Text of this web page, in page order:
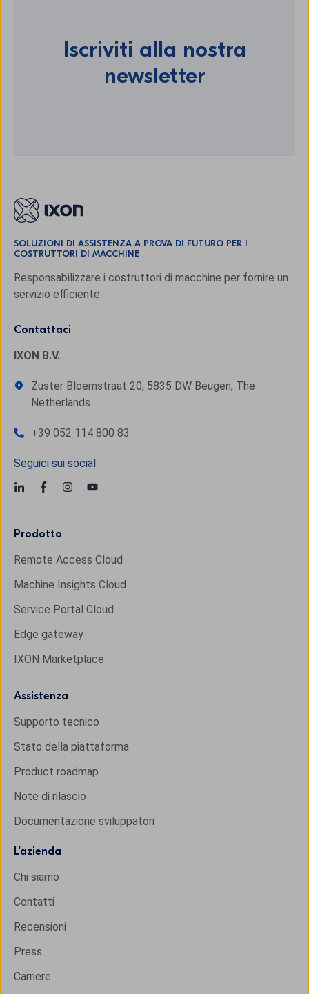
Iscriviti alla nostra
newsletter
SOLUZIONI DI ASSISTENZA A PROVA DI FUTURO PER I
COSTRUTTORI DI MACCHINE
Responsabilizzare i costruttori di macchine per fornire un
servizio efficiente
Contattaci
IXON B.V.
Zuster Bloemstraat 20, 5835 DW Beugen, The
Netherlands
+39 052 114 800 83
Seguici sui social
Prodotto
Remote Access Cloud
Machine Insights Cloud
Service Portal Cloud
Edge gateway
IXON Marketplace
Assistenza
Supporto tecnico
Stato della piattaforma
Product roadmap
Note di rilascio
Documentazione sviluppatori
L'azienda
Chi siamo
Contatti
Recensioni
Press
Carriere